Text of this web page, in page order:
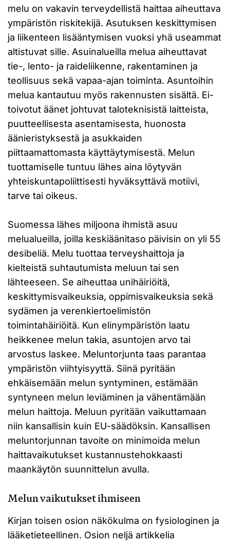
melu on vakavin terveydellistä haittaa aiheuttava
ympäristön riskitekijä. Asutuksen keskittymisen
ja liikenteen lisääntymisen vuoksi yhä useammat
altistuvat sille. Asuinalueilla melua aiheuttavat
tie-, lento- ja raideliikenne, rakentaminen ja
teollisuus sekä vapaa-ajan toiminta. Asuntoihin
melua kantautuu myös rakennusten sisältä. Ei-
toivotut äänet johtuvat taloteknisistä laitteista,
puutteellisesta asentamisesta, huonosta
äänieristyksestä ja asukkaiden
piittaamattomasta käyttäytymisestä. Melun
tuottamiselle tuntuu lähes aina löytyvän
yhteiskuntapoliittisesti hyväksyttävä motiivi,
tarve tai oikeus.
Suomessa lähes miljoona ihmistä asuu
melualueilla, joilla keskiäänitaso päivisin on yli 55
desibeliä. Melu tuottaa terveyshaittoja ja
kielteistä suhtautumista meluun tai sen
lähteeseen. Se aiheuttaa unihäiriöitä,
keskittymisvaikeuksia, oppimisvaikeuksia sekä
sydämen ja verenkiertoelimistön
toimintahäiriöitä. Kun elinympäristön laatu
heikkenee melun takia, asuntojen arvo tai
arvostus laskee. Meluntorjunta taas parantaa
ympäristön viihtyisyyttä. Siinä pyritään
ehkäisemään melun syntyminen, estämään
syntyneen melun leviäminen ja vähentämään
melun haittoja. Meluun pyritään vaikuttamaan
niin kansallisin kuin EU-säädöksin. Kansallisen
meluntorjunnan tavoite on minimoida melun
haittavaikutukset kustannustehokkaasti
maankäytön suunnittelun avulla.
Melun vaikutukset ihmiseen
Kirjan toisen osion näkökulma on fysiologinen ja
lääketieteellinen. Osion neljä artikkelia